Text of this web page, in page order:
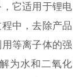
它适用于锂电
中，去除产品
等离子体的强
为水和二氧化